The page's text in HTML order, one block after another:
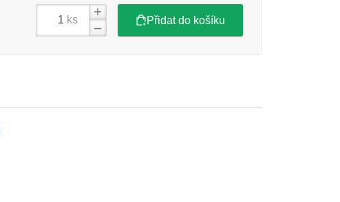
ks Přidat do košíku